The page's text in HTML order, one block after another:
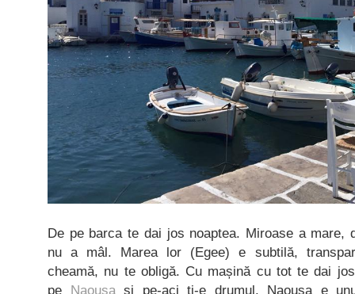
De pe barca te dai jos noaptea. Miroase a mare,
nu a mâl. Marea lor (Egee) e subtilă,
cheamă, nu te obligă. Cu mașină cu tot te dai
pe Naousași pe-aci ți-e drumul. Naousa e